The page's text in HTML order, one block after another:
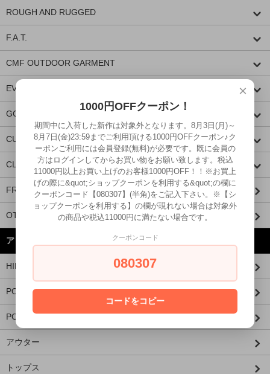
ROUGH AND RUGGED
F.A.T.
CMF OUTDOOR GARMENT
EVILACT
GOODSPEED equipment
CUTRATE
CLUCT
FRAGRANCE CAFE
OTHER BRANDS
アイテムから探す
HIDE AND SEEK × 西浦徹
PORKCHOP×MASSES
PORKCHOP×AIRWALK
アウター
トップス
×
1000円OFFクーポン！
期間中に入荷した新作は対象外となります。8月3日(月)～
8月7日(金)23:59までご利用頂ける1000円OFFクーポン♪ク
ーポンご利用には会員登録(無料)が必要です。既に会員の
方はログインしてからお買い物をお願い致します。税込
11000円以上お買い上げのお客様1000円OFF！！※お買上
げの際に&quot;ショップクーポンを利用する&quot;の欄に
クーポンコード【080307】(半角)をご記入下さい。※【シ
ョップクーポンを利用する】の欄が現れない場合は対象外
の商品や税込11000円に満たない場合です。
クーポンコード
080307
コードをコピー